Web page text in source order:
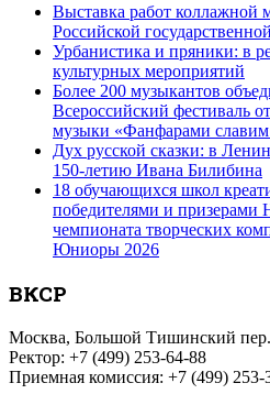
Выставка работ коллажной
Российской
Урбанистика и пряники: в
культурных мероприятий
Более 200 музыкантов
Всероссийский фестиваль
музыки «Фанфарами
Дух русской сказки: в
150-летию Ивана Билибина
18 обучающихся школ
победителями и призерами
чемпионата творческих
Юниоры 2026
ВКСР
Москва, Большой Тишинский
Ректор: +7 (499) 253-64-88
Приемная комиссия: +7 (499) 253-